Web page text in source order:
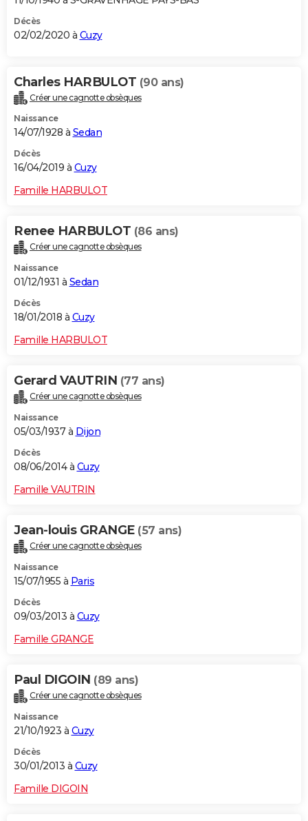
Décès
02/02/2020 à Cuzy
Charles HARBULOT (90 ans)
Créer une cagnotte obsèques
Naissance
14/07/1928 à Sedan
Décès
16/04/2019 à Cuzy
Famille HARBULOT
Renee HARBULOT (86 ans)
Créer une cagnotte obsèques
Naissance
01/12/1931 à Sedan
Décès
18/01/2018 à Cuzy
Famille HARBULOT
Gerard VAUTRIN (77 ans)
Créer une cagnotte obsèques
Naissance
05/03/1937 à Dijon
Décès
08/06/2014 à Cuzy
Famille VAUTRIN
Jean-louis GRANGE (57 ans)
Créer une cagnotte obsèques
Naissance
15/07/1955 à Paris
Décès
09/03/2013 à Cuzy
Famille GRANGE
Paul DIGOIN (89 ans)
Créer une cagnotte obsèques
Naissance
21/10/1923 à Cuzy
Décès
30/01/2013 à Cuzy
Famille DIGOIN